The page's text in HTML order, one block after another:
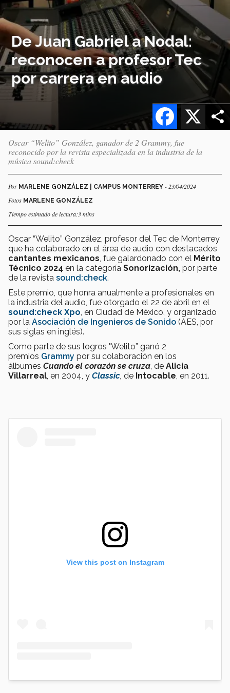
De Juan Gabriel a Nodal:
reconocen a profesor Tec
por carrera en audio
X
Facebook
Oscar “Welito” González, ganador de 2 Grammy, fue
reconocido por la revista especializada en la industria de la
música sound:check
Por MARLENE GONZÁLEZ | CAMPUS MONTERREY - 23/04/2024
Fotos MARLENE GONZÁLEZ
Tiempo estimado de lectura:3 mins
Oscar “Welito” González, profesor del Tec de Monterrey
que ha colaborado en el área de audio con destacados
cantantes mexicanos , fue galardonado con el Mérito
Técnico 2024 en la categoría Sonorización, por parte
de la revista sound:check.
Este premio, que honra anualmente a profesionales en
la industria del audio, fue otorgado el 22 de abril en el
sound:check Xpo , en Ciudad de México, y organizado
por la Asociación de Ingenieros de Sonido (AES, por
sus siglas en inglés).
Como parte de sus logros "Welito” ganó 2
premios Grammy por su colaboración en los
álbumes Cuando el corazón se cruza de Alicia
Villarreal , en 2004, y Classic de Intocable , en 2011.
View this post on Instagram